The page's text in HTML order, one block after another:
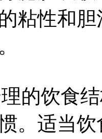
粘性和
饮食结
。适当